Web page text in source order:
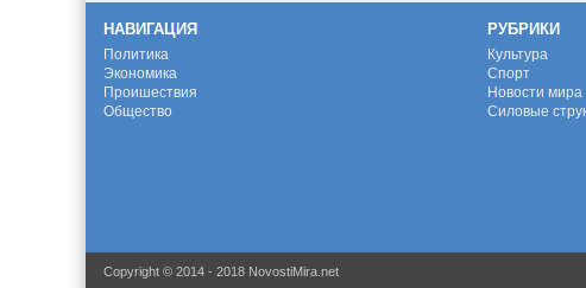
НАВИГАЦИЯ
Политика
Экономика
Проишествия
Общество
РУБРИКИ
Культура
Спорт
Новости мира
Силовые
Copyright © 2014 - 2018 NovostiMira.net